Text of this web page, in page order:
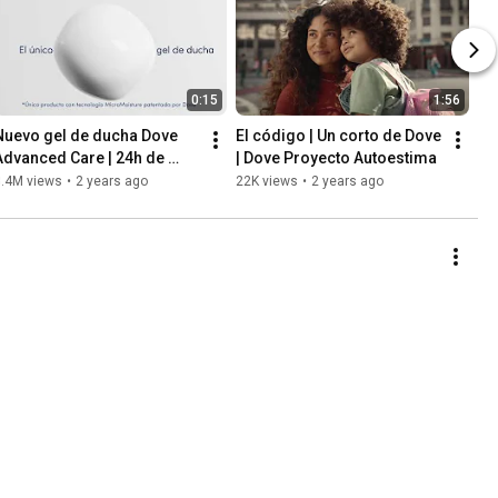
0:15
gel de ducha Dove
Care | 24h de
views • 2 years ago
1:56
El código | Un corto de Dove
| Dove Proyecto Autoestima
22K views • 2 years ago